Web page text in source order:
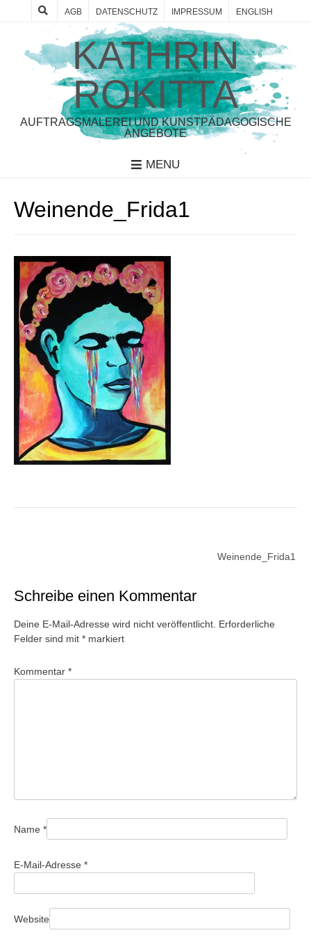
AGB DATENSCHUTZ IMPRESSUM ENGLISH
KATHRIN
ROKITTA
AUFTRAGSMALEREI UND KUNSTPÄDAGOGISCHE
ANGEBOTE
MENU
Weinende_Frida1
Weinende_Frida1
Schreibe einen Kommentar
Deine E-Mail-Adresse wird nicht veröffentlicht. Erforderliche
Felder sind mit * markiert
Kommentar *
Name *
E-Mail-Adresse *
Website